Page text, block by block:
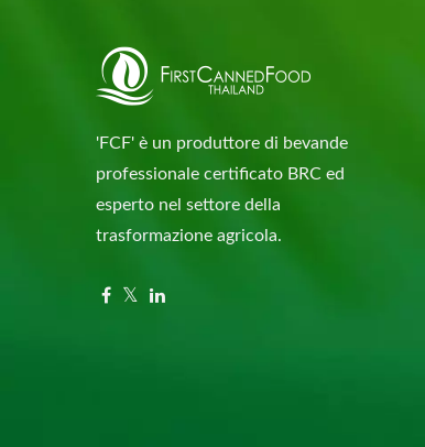
'FCF' è un produttore di bevande
professionale certificato BRC ed
esperto nel settore della
trasformazione agricola.